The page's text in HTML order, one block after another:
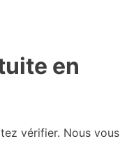
en
vérifier. Nous vous